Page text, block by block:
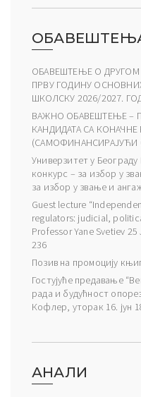
ОБАВЕШТЕЊЕ О
ПРВУ ГОДИНУ
ШКОЛСКУ 2026/2027.
ВАЖНО ОБАВЕШТЕЊЕ –
КАНДИДАТА СА КОНАЧНЕ
(САМОФИНАНСИРАЈУЋИ
Универзитет у
конкурс – за избор у
за избор у звање и
Guest lecture
regulators: judicial,
Professor Yane Svetiev
236
Позив на промоцију
Гостујуће предавање
рада и будућност
Кофлер, уторак 16. јун
АНАЛИ